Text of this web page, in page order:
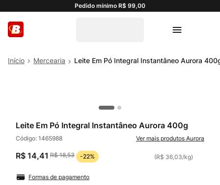
Pedido mínimo R$ 99,00
Mercearia Leite Em Pó Integral Instantâneo Aurora
Leite Em Pó Integral Instantâneo Aurora 400g
Código: 1465988 Aurora
R$ 14,41 R$ 18,53 -22% (R$ 36,03/kg)
Formas de pagamento